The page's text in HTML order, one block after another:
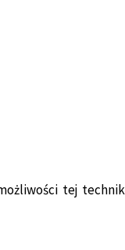
tej